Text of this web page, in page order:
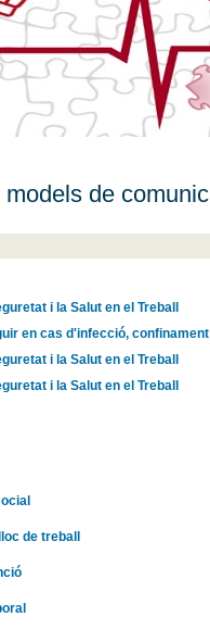
de
i la Salut en el Treball
en cas d'infecció, confinament
i la Salut en el Treball
i la Salut en el Treball
de treball